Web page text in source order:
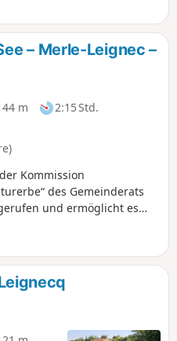
Bezan zu
der gesamten
Saint-
Cubelle,
den
Kreuze, die
jener
zudem
und
einer
du Saut du
und
ergänzt.
kleinen
– Merle-Leignec –
m
2:15 Std.
Kommission
des Gemeinderats
und ermöglicht es
zu entdecken: die
der Weiler Cros und
den Pechofen von Reffiecq.
Gemeinde und seine
Der Rückweg nach
des Bergères“, der durch